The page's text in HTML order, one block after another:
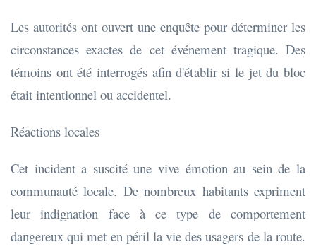
Les autorités ont ouvert une enquête pour déterminer les
circonstances exactes de cet événement tragique. Des
témoins ont été interrogés afin d'établir si le jet du bloc
était intentionnel ou accidentel.
Réactions locales
Cet incident a suscité une vive émotion au sein de la
communauté locale. De nombreux habitants expriment
leur indignation face à ce type de comportement
dangereux qui met en péril la vie des usagers de la route.